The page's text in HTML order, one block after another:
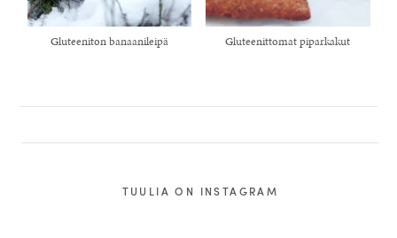
Gluteeniton banaanileipä Gluteenittomat piparkakut
TUULIA ON INSTAGRAM